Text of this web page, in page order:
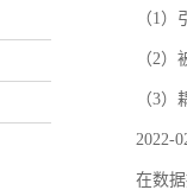
（1
（2
（3
2022-
在数